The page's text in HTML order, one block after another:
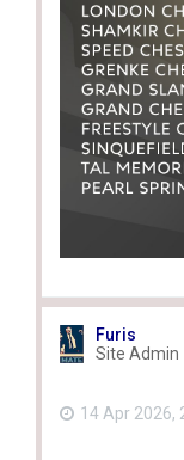
Furis
Site Admin
14 Apr 2026,